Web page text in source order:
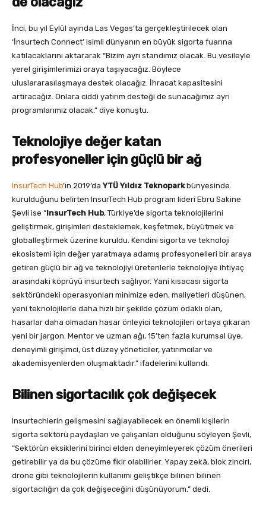
İnci, bu yıl Eylül ayında Las Vegas’ta gerçekleştirilecek olan
‘İnsurtech Connect’ isimli dünyanın en büyük sigorta fuarına
katılacaklarını aktararak “Bizim ayrı standımız olacak. Bu vesileyle
yerel girişimlerimizi oraya taşıyacağız. Böylece
uluslararasılaşmaya destek olacağız. İhracat kapasitesini
artıracağız. Onlara ciddi yatırım desteği de sunacağımız ayrı
programlarımız olacak.” diye konuştu.
Teknolojiye değer katan
profesyoneller için güçlü bir ağ
InsurTech Hub’ın 2019’da YTÜ Yıldız Teknoparkbünyesinde
kurulduğunu belirten InsurTech Hub program lideri Ebru Sakine
Şevli ise “InsurTech Hub, Türkiye’de sigorta teknolojilerini
geliştirmek, girişimleri desteklemek, keşfetmek, büyütmek ve
globalleştirmek üzerine kuruldu. Kendini sigorta ve teknoloji
ekosistemi için değer yaratmaya adamış profesyonelleri bir araya
getiren güçlü bir ağ ve teknolojiyi üretenlerle teknolojiye ihtiyaç
arasındaki köprüyü insurtech sağlıyor. Yani kısacası sigorta
sektöründeki operasyonları minimize eden, maliyetleri düşünen,
yeni teknolojilerle daha hızlı bir şekilde çözüm odaklı olan,
hasarlar daha olmadan hasar önleyici teknolojileri ortaya çıkaran
yeni bir jargon. Mentor ve uzman ağı, 15’ten fazla kurumsal üye,
deneyimli girişimci, üst düzey yöneticiler, yatırımcılar ve
akademisyenlerden oluşmaktadır.” ifadelerini kullandı.
Bilinen sigortacılık çok değişecek
Insurtechlerin gelişmesini sağlayabilecek en önemli kişilerin
sigorta sektörü paydaşları ve çalışanları olduğunu söyleyen Şevli,
“Sektörün eksiklerini birinci elden deneyimleyerek çözüm önerileri
getirebilir ya da bu çözüme fikir olabilirler. Yapay zekâ, blok zinciri,
drone gibi teknolojilerin kullanımı geliştikçe bilinen bilinen
sigortacılığın da çok değişeceğini düşünüyorum.” dedi.